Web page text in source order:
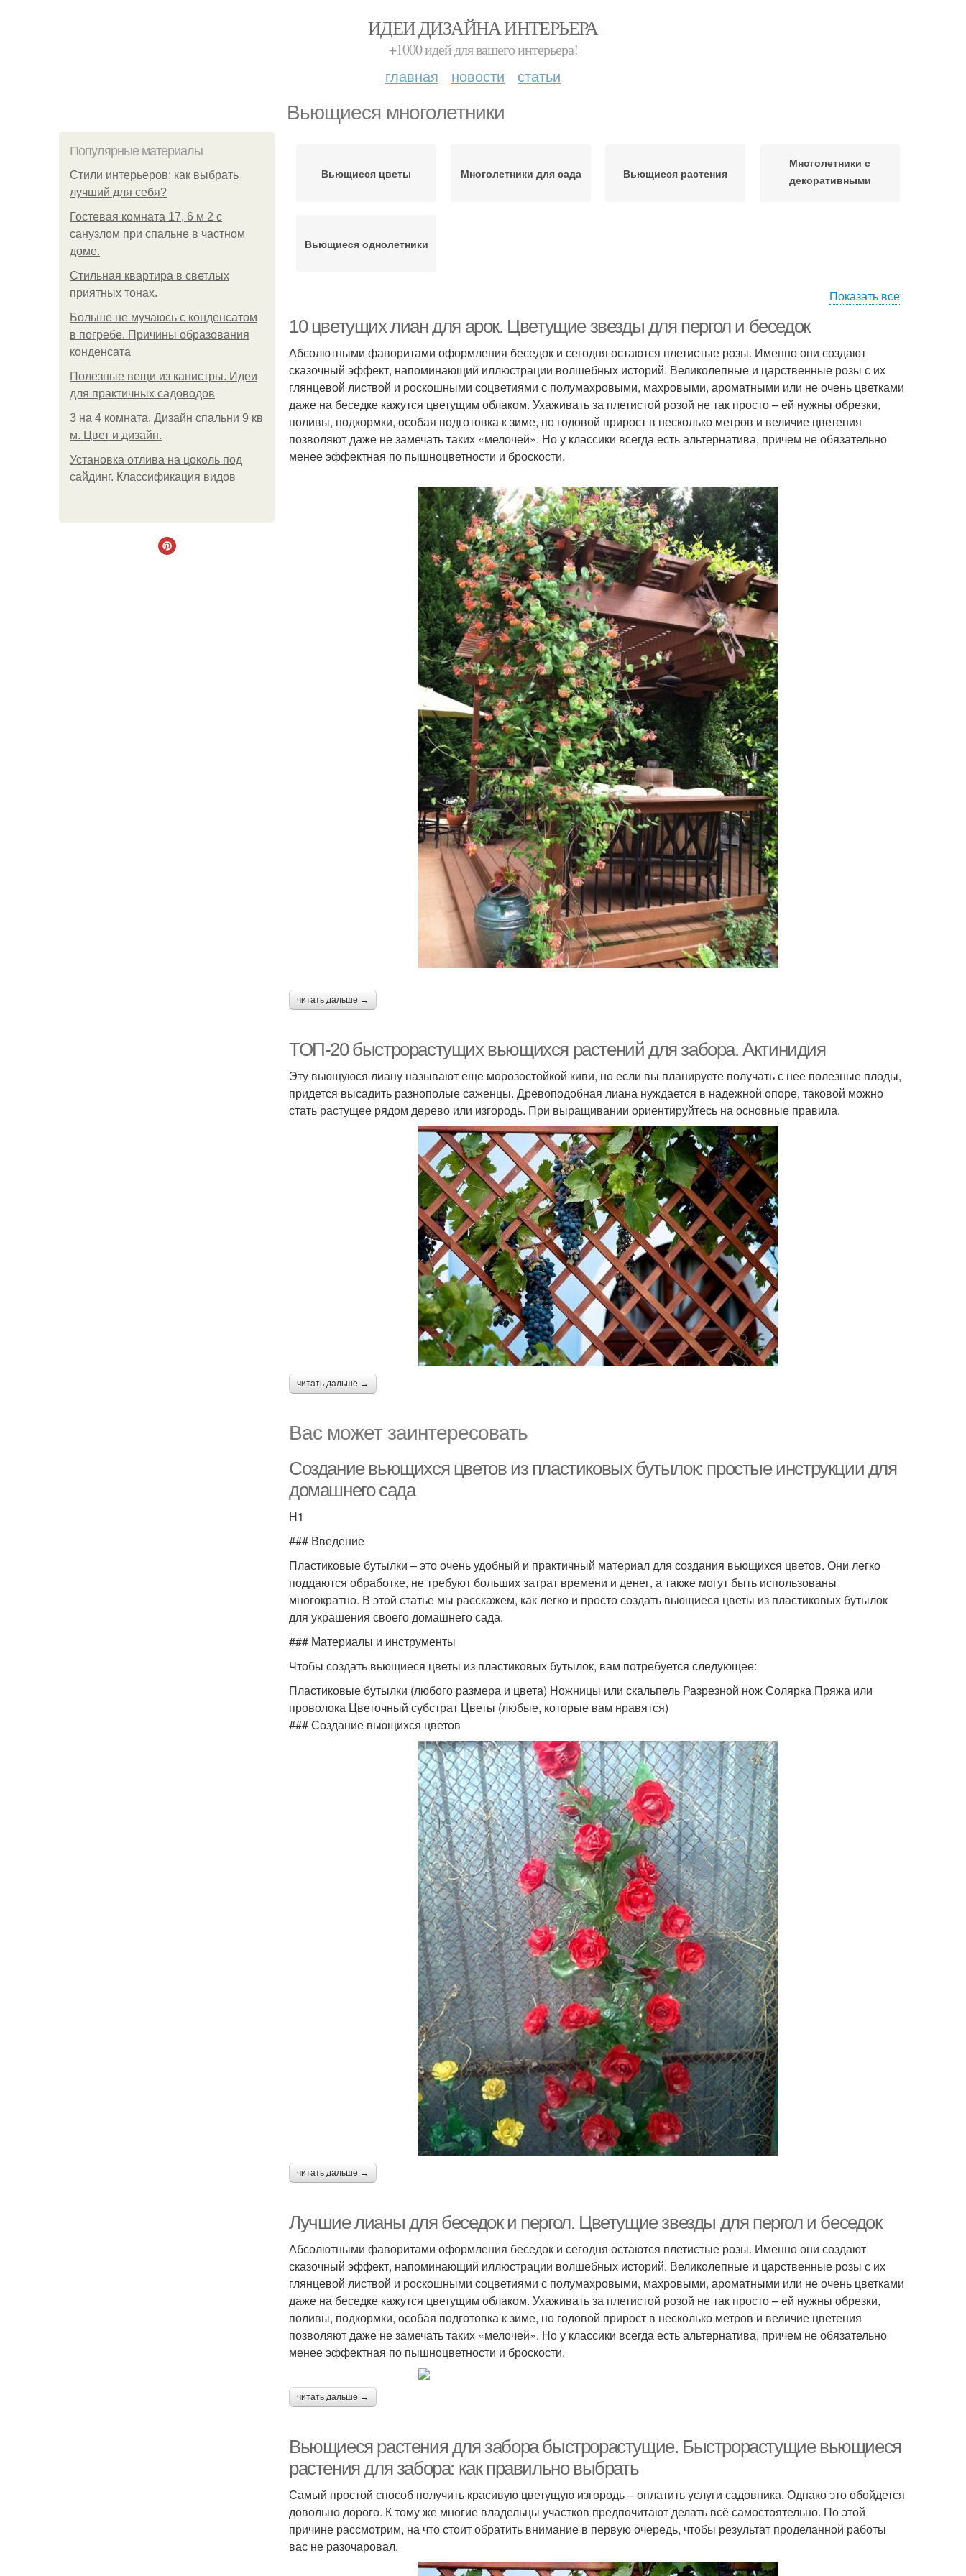
ИДЕИ ДИЗАЙНА ИНТЕРЬЕРА
+1000 идей для вашего интерьера!
главная новости статьи
Вьющиеся многолетники
Популярные материалы
Стили интерьеров: как выбрать
лучший для себя?
Гостевая комната 17, 6 м 2 с
санузлом при спальне в частном
доме.
Стильная квартира в светлых
приятных тонах.
Больше не мучаюсь с конденсатом
в погребе. Причины образования
конденсата
Полезные вещи из канистры. Идеи
для практичных садоводов
3 на 4 комната. Дизайн спальни 9 кв
м. Цвет и дизайн.
Установка отлива на цоколь под
сайдинг. Классификация видов
Вьющиеся цветы Многолетники для сада Вьющиеся растения
Многолетники с
декоративными
Вьющиеся однолетники
Показать все
10 цветущих лиан для арок. Цветущие звезды для пергол и беседок
Абсолютными фаворитами оформления беседок и сегодня остаются плетистые розы. Именно они создают
сказочный эффект, напоминающий иллюстрации волшебных историй. Великолепные и царственные розы с их
глянцевой листвой и роскошными соцветиями с полумахровыми, махровыми, ароматными или не очень цветками
даже на беседке кажутся цветущим облаком. Ухаживать за плетистой розой не так просто – ей нужны обрезки,
поливы, подкормки, особая подготовка к зиме, но годовой прирост в несколько метров и величие цветения
позволяют даже не замечать таких «мелочей». Но у классики всегда есть альтернатива, причем не обязательно
менее эффектная по пышноцветности и броскости.
читать дальше →
ТОП-20 быстрорастущих вьющихся растений для забора. Актинидия
Эту вьющуюся лиану называют еще морозостойкой киви, но если вы планируете получать с нее полезные плоды,
придется высадить разнополые саженцы. Древоподобная лиана нуждается в надежной опоре, таковой можно
стать растущее рядом дерево или изгородь. При выращивании ориентируйтесь на основные правила.
читать дальше →
Вас может заинтересовать
Создание вьющихся цветов из пластиковых бутылок: простые инструкции для
домашнего сада
H1
### Введение
Пластиковые бутылки – это очень удобный и практичный материал для создания вьющихся цветов. Они легко
поддаются обработке, не требуют больших затрат времени и денег, а также могут быть использованы
многократно. В этой статье мы расскажем, как легко и просто создать вьющиеся цветы из пластиковых бутылок
для украшения своего домашнего сада.
### Материалы и инструменты
Чтобы создать вьющиеся цветы из пластиковых бутылок, вам потребуется следующее:
Пластиковые бутылки (любого размера и цвета) Ножницы или скальпель Разрезной нож Солярка Пряжа или
проволока Цветочный субстрат Цветы (любые, которые вам нравятся)
### Создание вьющихся цветов
читать дальше →
Лучшие лианы для беседок и пергол. Цветущие звезды для пергол и беседок
Абсолютными фаворитами оформления беседок и сегодня остаются плетистые розы. Именно они создают
сказочный эффект, напоминающий иллюстрации волшебных историй. Великолепные и царственные розы с их
глянцевой листвой и роскошными соцветиями с полумахровыми, махровыми, ароматными или не очень цветками
даже на беседке кажутся цветущим облаком. Ухаживать за плетистой розой не так просто – ей нужны обрезки,
поливы, подкормки, особая подготовка к зиме, но годовой прирост в несколько метров и величие цветения
позволяют даже не замечать таких «мелочей». Но у классики всегда есть альтернатива, причем не обязательно
менее эффектная по пышноцветности и броскости.
читать дальше →
Вьющиеся растения для забора быстрорастущие. Быстрорастущие вьющиеся
растения для забора: как правильно выбрать
Самый простой способ получить красивую цветущую изгородь – оплатить услуги садовника. Однако это обойдется
довольно дорого. К тому же многие владельцы участков предпочитают делать всё самостоятельно. По этой
причине рассмотрим, на что стоит обратить внимание в первую очередь, чтобы результат проделанной работы
вас не разочаровал.